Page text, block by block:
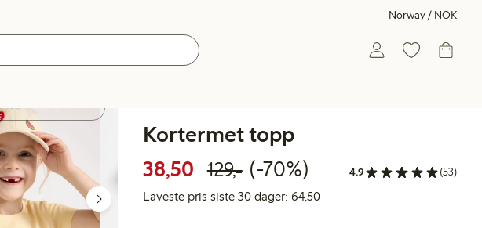
Norway / NOK
Kortermet topp
38,50 Rabattert pris: 38,50 kr
129,-Vanlig pris: 129,00 kr
70% rabatt
(-70%) 4.9 (53)
Laveste pris siste 30 dager: 64,50Laveste pris siste 30 dager: